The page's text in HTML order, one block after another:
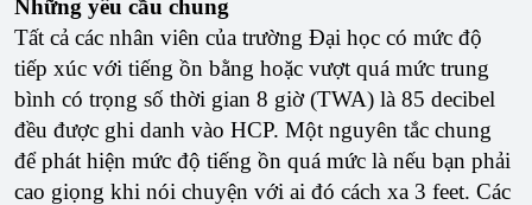
Những yêu cầu chung
Tất cả các nhân viên của trường Đại học có mức độ
tiếp xúc với tiếng ồn bằng hoặc vượt quá mức trung
bình có trọng số thời gian 8 giờ (TWA) là 85 decibel
đều được ghi danh vào HCP. Một nguyên tắc chung
để phát hiện mức độ tiếng ồn quá mức là nếu bạn phải
cao giọng khi nói chuyện với ai đó cách xa 3 feet. Các